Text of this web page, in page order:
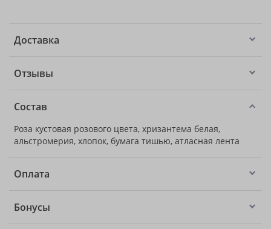
Доставка
Отзывы
Состав
Роза кустовая розового цвета, хризантема белая,
альстромерия, хлопок, бумага тишью, атласная лента
Оплата
Бонусы